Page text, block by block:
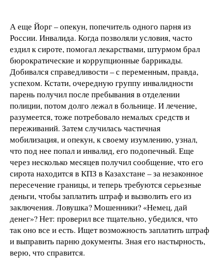
А еще Йорг – опекун, попечитель одного парня из
России. Инвалида. Когда позволяли условия, часто
ездил к сироте, помогал лекарствами, штурмом брал
бюрократические и коррупционные баррикады.
Добивался справедливости – с переменным, правда,
успехом. Кстати, очередную группу инвалидности
парень получил после пребывания в отделении
полиции, потом долго лежал в больнице. И лечение,
разумеется, тоже потребовало немалых средств и
переживаний. Затем случилась частичная
мобилизация, и опекун, к своему изумлению, узнал,
что под нее попал и инвалид, его подопечный. Еще
через несколько месяцев получил сообщение, что его
сирота находится в КПЗ в Казахстане – за незаконное
пересечение границы, и теперь требуются серьезные
деньги, чтобы заплатить штраф и вызволить его из
заключения. Ловушка? Мошенники? «Немец, дай
денег»? Нет: проверил все тщательно, убедился, что
так оно все и есть. Ищет возможность заплатить штраф
и выправить парню документы. Зная его настырность,
верю, что справится.